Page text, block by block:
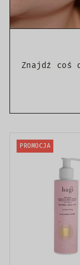
Znajdź coś
PROMOCJA